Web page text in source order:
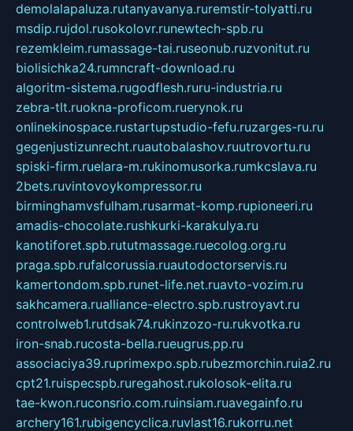
demolalapaluza.rutanyavanya.ruremstir-tolyatti.ru
msdip.rujdol.rusokolovr.runewtech-spb.ru
rezemkleim.rumassage-tai.ruseonub.ruzvonitut.ru
biolisichka24.rumncraft-download.ru
algoritm-sistema.rugodflesh.ruru-industria.ru
zebra-tlt.ruokna-proficom.ruerynok.ru
onlinekinospace.rustartupstudio-fefu.ruzarges-ru.ru
gegenjustizunrecht.ruautobalashov.ruutrovortu.ru
spiski-firm.ruelara-m.rukinomusorka.rumkcslava.ru
2bets.ruvintovoykompressor.ru
birminghamvsfulham.rusarmat-komp.rupioneeri.ru
amadis-chocolate.rushkurki-karakulya.ru
kanotiforet.spb.rututmassage.ruecolog.org.ru
praga.spb.rufalcorussia.ruautodoctorservis.ru
kamertondom.spb.runet-life.net.ruavto-vozim.ru
sakhcamera.rualliance-electro.spb.rustroyavt.ru
controlweb1.rutdsak74.rukinzozo-ru.rukvotka.ru
iron-snab.rucosta-bella.rueugrus.pp.ru
associaciya39.ruprimexpo.spb.rubezmorchin.ruia2.ru
cpt21.ruispecspb.ruregahost.rukolosok-elita.ru
tae-kwon.ruconsrio.com.ruinsiam.ruavegainfo.ru
archery161.rubigencyclica.ruvlast16.rukorru.net